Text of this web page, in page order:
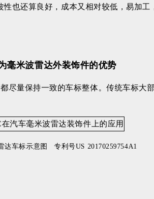
也还算良好，成本又相对较低，易加
毫米波雷达外装饰件的优势
尽量保持一致的车标整体。传统车标大
达车标示意图 专利号US 20170259754A1